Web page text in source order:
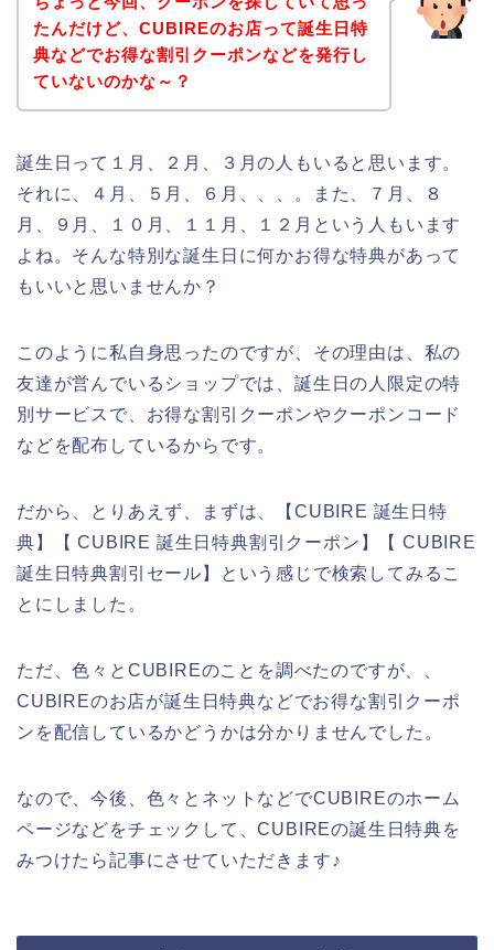
たんだけど、CUBIREのお店って誕生日特
典などでお得な割引クーポンなどを発行し
ていないのかな～？
誕生日って１月、２月、３月の人もいると思います。
それに、４月、５月、６月、、、。また、７月、８
月、９月、１０月、１１月、１２月という人もいます
よね。そんな特別な誕生日に何かお得な特典があって
もいいと思いませんか？
このように私自身思ったのですが、その理由は、私の
友達が営んでいるショップでは、誕生日の人限定の特
別サービスで、お得な割引クーポンやクーポンコード
などを配布しているからです。
だから、とりあえず、まずは、【CUBIRE 誕生日特
典】【 CUBIRE 誕生日特典割引クーポン】【 CUBIRE
誕生日特典割引セール】という感じで検索してみるこ
とにしました。
ただ、色々とCUBIREのことを調べたのですが、、
CUBIREのお店が誕生日特典などでお得な割引クーポ
ンを配信しているかどうかは分かりませんでした。
なので、今後、色々とネットなどでCUBIREのホーム
ページなどをチェックして、CUBIREの誕生日特典を
みつけたら記事にさせていただきます♪